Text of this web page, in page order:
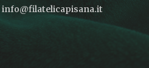
info@filatelicapisana.it